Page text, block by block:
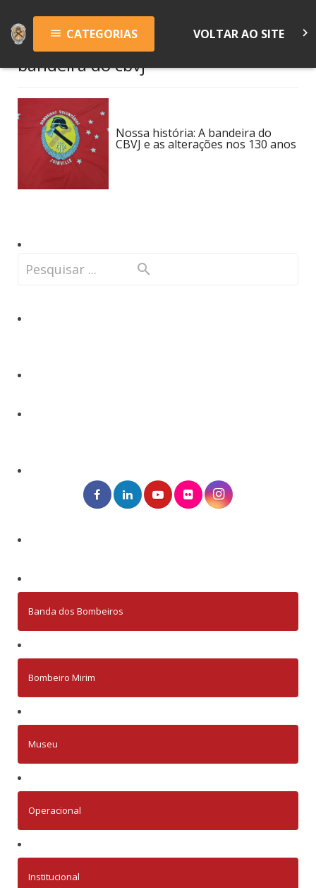
menu CATEGORIAS VOLTAR AO SITE keyboard_arrow_right
bandeira do cbvj
Nossa história: A bandeira do
CBVJ e as alterações nos 130 anos
Banda dos Bombeiros
Bombeiro Mirim
Museu
Operacional
Institucional